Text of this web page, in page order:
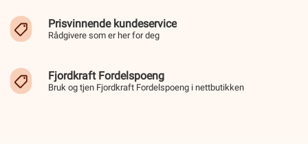
Prisvinnende kundeservice
Rådgivere som er her for deg
Fjordkraft Fordelspoeng
Bruk og tjen Fjordkraft Fordelspoeng i nettbutikken